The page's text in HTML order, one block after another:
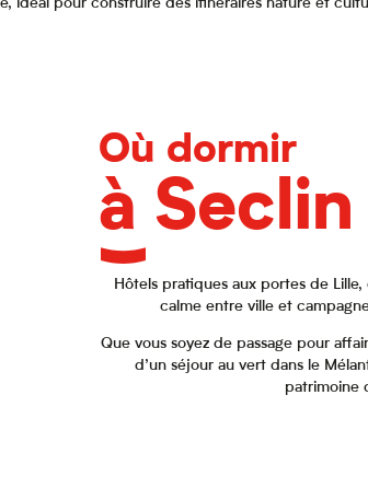
idéal pour construire des itinéraires nature et
Où dormir
à
Hôtels pratiques aux portes de
calme entre ville et
Que vous soyez de passage pour
d’un séjour au vert dans le
patrimoine